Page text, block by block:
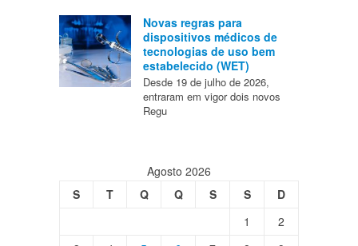
Novas regras para
dispositivos médicos de
tecnologias de uso bem
estabelecido (WET)
Desde 19 de julho de 2026,
entraram em vigor dois novos
Regu
Agosto 2026
S
T Q Q S S
D
1
2